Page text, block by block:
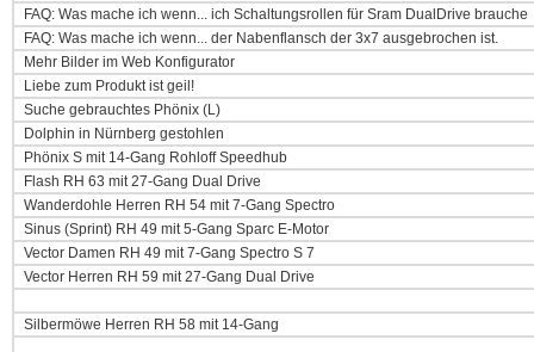
FAQ: Was mache ich wenn... ich Schaltungsrollen für Sram DualDrive brauche
FAQ: Was mache ich wenn... der Nabenflansch der 3x7 ausgebrochen ist.
Mehr Bilder im Web Konfigurator
Liebe zum Produkt ist geil!
Suche gebrauchtes Phönix (L)
Dolphin in Nürnberg gestohlen
Phönix S mit 14-Gang Rohloff Speedhub
Flash RH 63 mit 27-Gang Dual Drive
Wanderdohle Herren RH 54 mit 7-Gang Spectro
Sinus (Sprint) RH 49 mit 5-Gang Sparc E-Motor
Vector Damen RH 49 mit 7-Gang Spectro S 7
Vector Herren RH 59 mit 27-Gang Dual Drive
Silbermöwe Herren RH 58 mit 14-Gang